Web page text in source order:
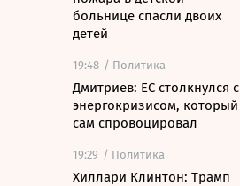
больнице спасли двоих
детей
19:48 / Политика
Дмитриев: ЕС столкнулся с
энергокризисом, который
сам спровоцировал
19:29 / Политика
Хиллари Клинтон: Трамп